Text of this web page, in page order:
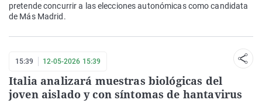
pretende concurrir a las elecciones autonómicas como candidata
de Más Madrid.
15:39 12-05-2026 15:39
Italia analizará muestras biológicas del
joven aislado y con síntomas de hantavirus